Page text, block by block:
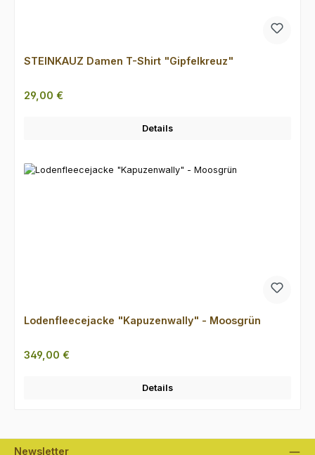
STEINKAUZ Damen T-Shirt "Gipfelkreuz"
Regulärer Preis:
29,00 €
Details
Lodenfleecejacke "Kapuzenwally" - Moosgrün
Regulärer Preis:
349,00 €
Details
Newsletter